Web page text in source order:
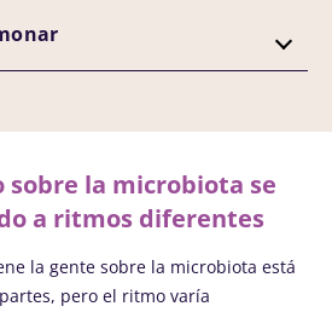
sobre la microbiota se
a ritmos diferentes
la gente sobre la microbiota está
pero el ritmo varía